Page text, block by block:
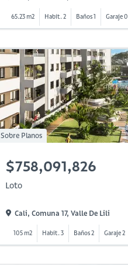
65.23 m2 Habit. 2 Baños 1 Garaje 0
Sobre Planos
$758,091,826
Loto
Cali, Comuna 17, Valle De Lili
105 m2 Habit. 3 Baños 2 Garaje 2